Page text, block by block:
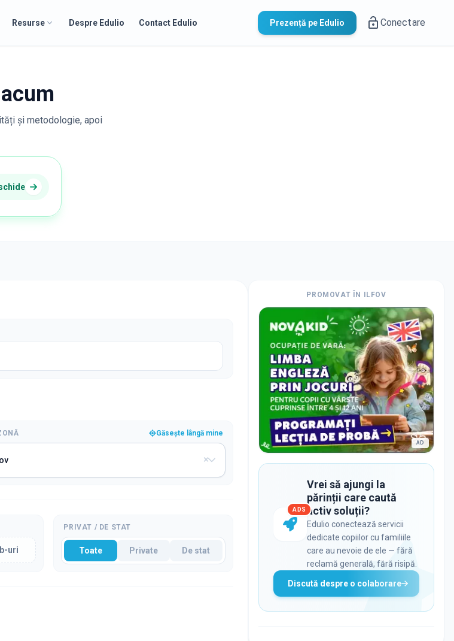
Resurse Despre Edulio Contact Edulio Prezență pe Edulio Conectare
și metodologie, apoi
Găsește lângă mine
uri
PRIVAT / DE STAT
Toate Private De stat
PROMOVAT ÎN ILFOV
AD
ADS
Vrei să ajungi la
părinții care caută
activ soluții?
Edulio conectează servicii
dedicate copiilor cu familiile
care au nevoie de ele — fără
reclamă generală, fără risipă.
Discută despre o colaborare